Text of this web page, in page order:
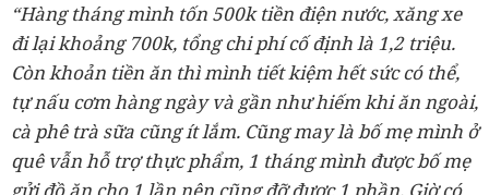
“Hàng tháng mình tốn 500k tiền điện nước, xăng xe
đi lại khoảng 700k, tổng chi phí cố định là 1,2 triệu.
Còn khoản tiền ăn thì mình tiết kiệm hết sức có thể,
tự nấu cơm hàng ngày và gần như hiếm khi ăn ngoài,
cà phê trà sữa cũng ít lắm. Cũng may là bố mẹ mình ở
quê vẫn hỗ trợ thực phẩm, 1 tháng mình được bố mẹ